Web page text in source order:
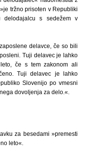
tržno prisoten v Republiki
s sedežem v
delavce, če so bili
Tuji delavec je lahko
če s tem zakonom ali
Tuji delavec je lahko
Slovenijo po vmesni
dovoljenja za delo.«.
za besedami »premesti
leto«.